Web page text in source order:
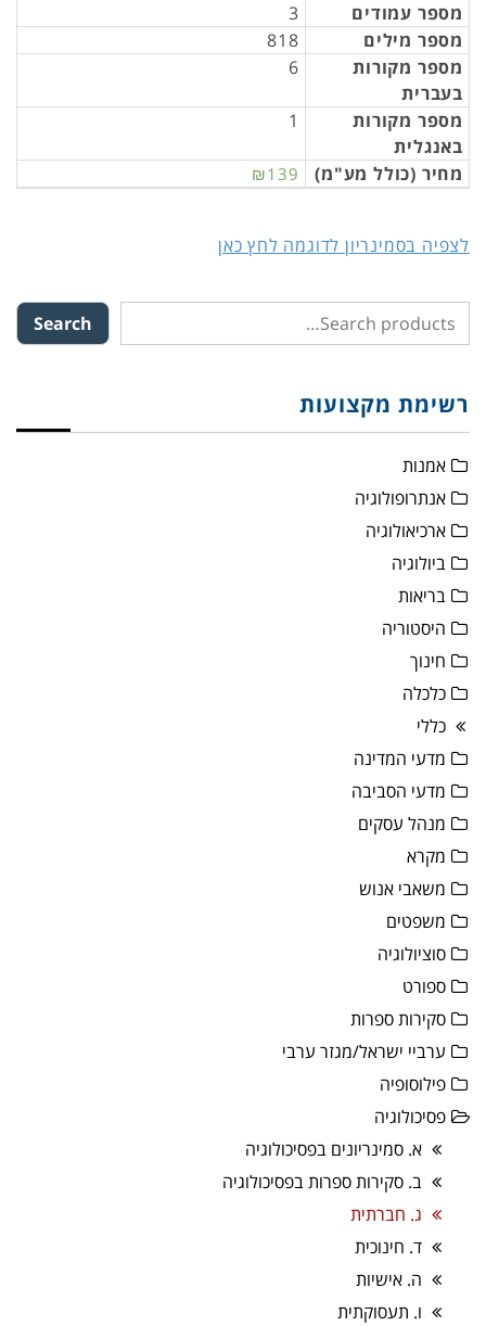
מספר עמודים
3
מספר מילים
818
מספר מקורות
בעברית
6
מספר מקורות
באנגלית
1
מחיר (כולל מע"מ) ₪139
לצפיה בסמינריון לדוגמה לחץ כאן
Search
רשימת מקצועות
אמנות
אנתרופולוגיה
ארכיאולוגיה
ביולוגיה
בריאות
היסטוריה
חינוך
כלכלה
כללי
מדעי המדינה
מדעי הסביבה
מנהל עסקים
מקרא
משאבי אנוש
משפטים
סוציולוגיה
ספורט
סקירות ספרות
ערביי ישראל/מגזר ערבי
פילוסופיה
פסיכולוגיה
א. סמינריונים בפסיכולוגיה
ב. סקירות ספרות בפסיכולוגיה
ג. חברתית
ד. חינוכית
ה. אישיות
ו. תעסוקתית